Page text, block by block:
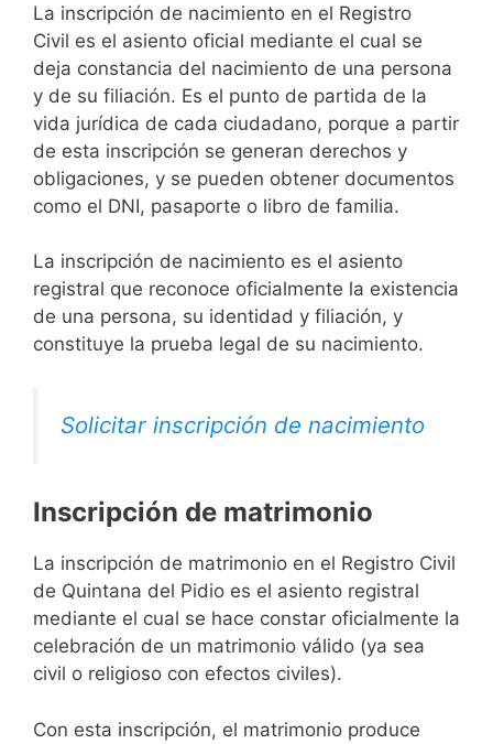
La inscripción de nacimiento en el Registro
Civil es el asiento oficial mediante el cual se
deja constancia del nacimiento de una persona
y de su filiación. Es el punto de partida de la
vida jurídica de cada ciudadano, porque a partir
de esta inscripción se generan derechos y
obligaciones, y se pueden obtener documentos
como el DNI, pasaporte o libro de familia.
La inscripción de nacimiento es el asiento
registral que reconoce oficialmente la existencia
de una persona, su identidad y filiación, y
constituye la prueba legal de su nacimiento.
Solicitar inscripción de nacimiento
Inscripción de matrimonio
La inscripción de matrimonio en el Registro Civil
de Quintana del Pidio es el asiento registral
mediante el cual se hace constar oficialmente la
celebración de un matrimonio válido (ya sea
civil o religioso con efectos civiles).
Con esta inscripción, el matrimonio produce